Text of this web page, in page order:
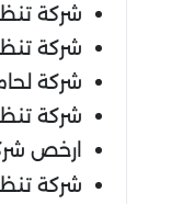
شركة
شركة
شركة
شركة
ارخص
شركة